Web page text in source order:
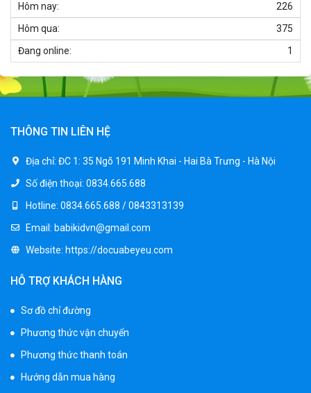
Xe ô tô điện trẻ em cảnh sát J2988
2.600.000 ₫
Xe ô tô điện trẻ em địa hình M666
2.850.000 ₫
Xe máy điện trẻ em BJQ-M03
1.650.000 ₫
1.530.000 ₫
1.950.000 ₫
226
Hôm nay:
375
Hôm qua:
1
Đang online:
THÔNG TIN LIÊN HỆ
Địa chỉ: ĐC 1: 35 Ngõ 191 Minh Khai - Hai Bà Trưng - Hà Nội
Số điện thoại: 0834.665.688
Hotline: 0834.665.688 / 0843313139
Email: babikidvn@gmail.com
Website: https://docuabeyeu.com
HỖ TRỢ KHÁCH HÀNG
Sơ đồ chỉ đường
Phương thức vận chuyển
Phương thức thanh toán
Hướng dẫn mua hàng